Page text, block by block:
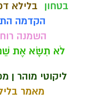
בטחון
בלילא
הקדמה
השמנה
לֹא תִשָּׂא אֶת שֵׁם
ליקוטי מוהר ן
מאמר